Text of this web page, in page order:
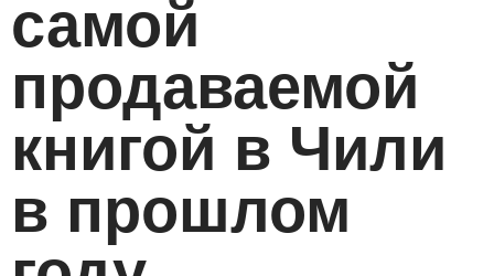
самой
продаваемой
книгой в Чили
в прошлом